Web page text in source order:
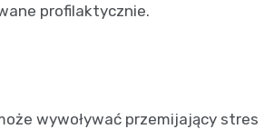
profilaktycznie.
wywoływać przemijający stres